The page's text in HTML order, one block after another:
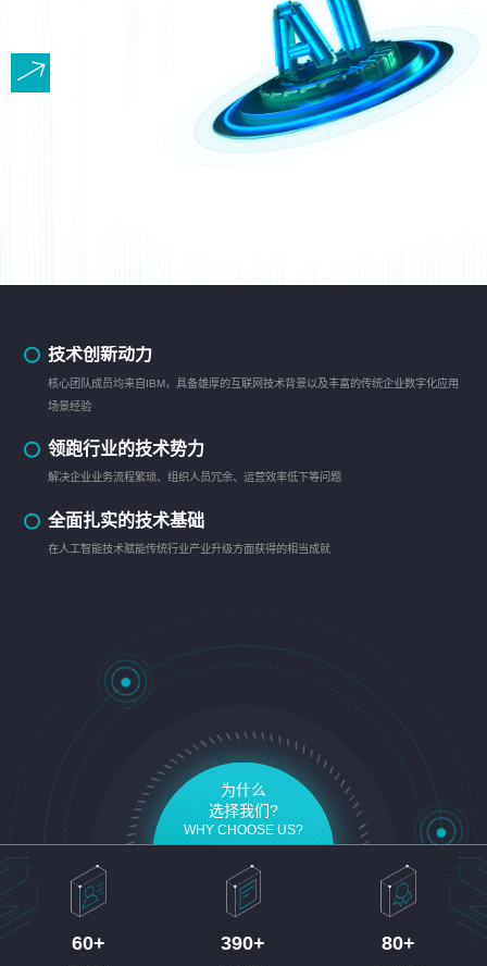
技术创新动力
核心团队成员均来自IBM，具备雄厚的互联网技术背景以及丰富的传统企业数字化应用
场景经验
领跑行业的技术势力
解决企业业务流程繁琐、组织人员冗余、运营效率低下等问题
全面扎实的技术基础
在人工智能技术赋能传统行业产业升级方面获得的相当成就
为什么
选择我们?
WHY CHOOSE US?
60+ 390+ 80+